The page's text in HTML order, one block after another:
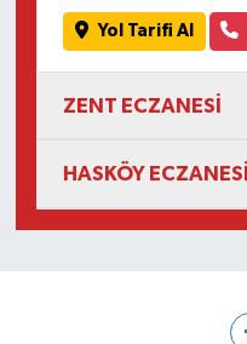
Yol Tarifi Al
ZENT ECZANESİ
HASKÖY ECZANESİ